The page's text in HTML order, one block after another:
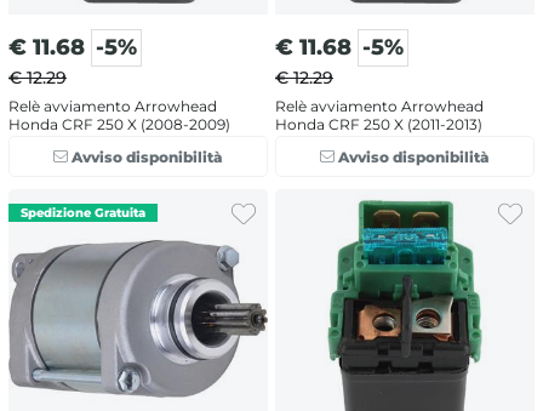
€ 11.68 -5%
€ 12.29
Relè avviamento Arrowhead
Honda CRF 250 X (2008-2009)
Avviso disponibilità
€ 11.68 -5%
€ 12.29
Relè avviamento Arrowhead
Honda CRF 250 X (2011-2013)
Avviso disponibilità